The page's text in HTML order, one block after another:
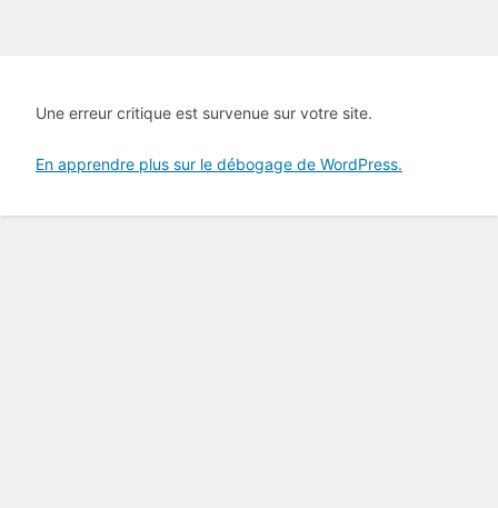
Une erreur critique est survenue sur votre site.
En apprendre plus sur le débogage de WordPress.